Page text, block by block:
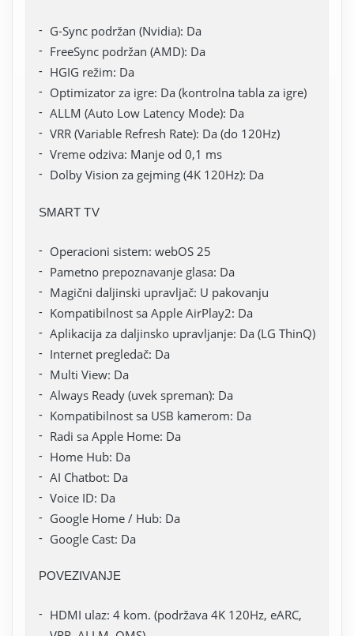
G-Sync podržan (Nvidia): Da
FreeSync podržan (AMD): Da
HGIG režim: Da
Optimizator za igre: Da (kontrolna tabla za igre)
ALLM (Auto Low Latency Mode): Da
VRR (Variable Refresh Rate): Da (do 120Hz)
Vreme odziva: Manje od 0,1 ms
Dolby Vision za gejming (4K 120Hz): Da
SMART TV
Operacioni sistem: webOS 25
Pametno prepoznavanje glasa: Da
Magični daljinski upravljač: U pakovanju
Kompatibilnost sa Apple AirPlay2: Da
Aplikacija za daljinsko upravljanje: Da (LG ThinQ)
Internet pregledač: Da
Multi View: Da
Always Ready (uvek spreman): Da
Kompatibilnost sa USB kamerom: Da
Radi sa Apple Home: Da
Home Hub: Da
AI Chatbot: Da
Voice ID: Da
Google Home / Hub: Da
Google Cast: Da
POVEZIVANJE
HDMI ulaz: 4 kom. (podržava 4K 120Hz, eARC,